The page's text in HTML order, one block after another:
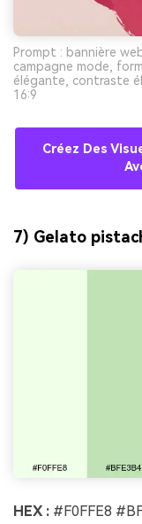
Prompt : bannière
campagne mode,
élégante, contraste
16:9
Créez Des
7) Gelato
HEX : #F0FFE8